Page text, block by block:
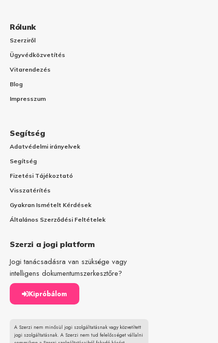
Rólunk
Szerziről
Ügyvédközvetítés
Vitarendezés
Blog
Impresszum
Segítség
Adatvédelmi irányelvek
Segítség
Fizetési Tájékoztató
Visszatérítés
Gyakran Ismételt Kérdések
Általános Szerződési Feltételek
Szerzi a jogi platform
Jogi tanácsadásra van szüksége vagy
intelligens dokumentumszerkesztőre?
Kipróbálom
A Szerzi nem minősül jogi szolgáltatásnak vagy közvetített
jogi szolgáltatásnak. A Szerzi nem tud felelősséget vállalni